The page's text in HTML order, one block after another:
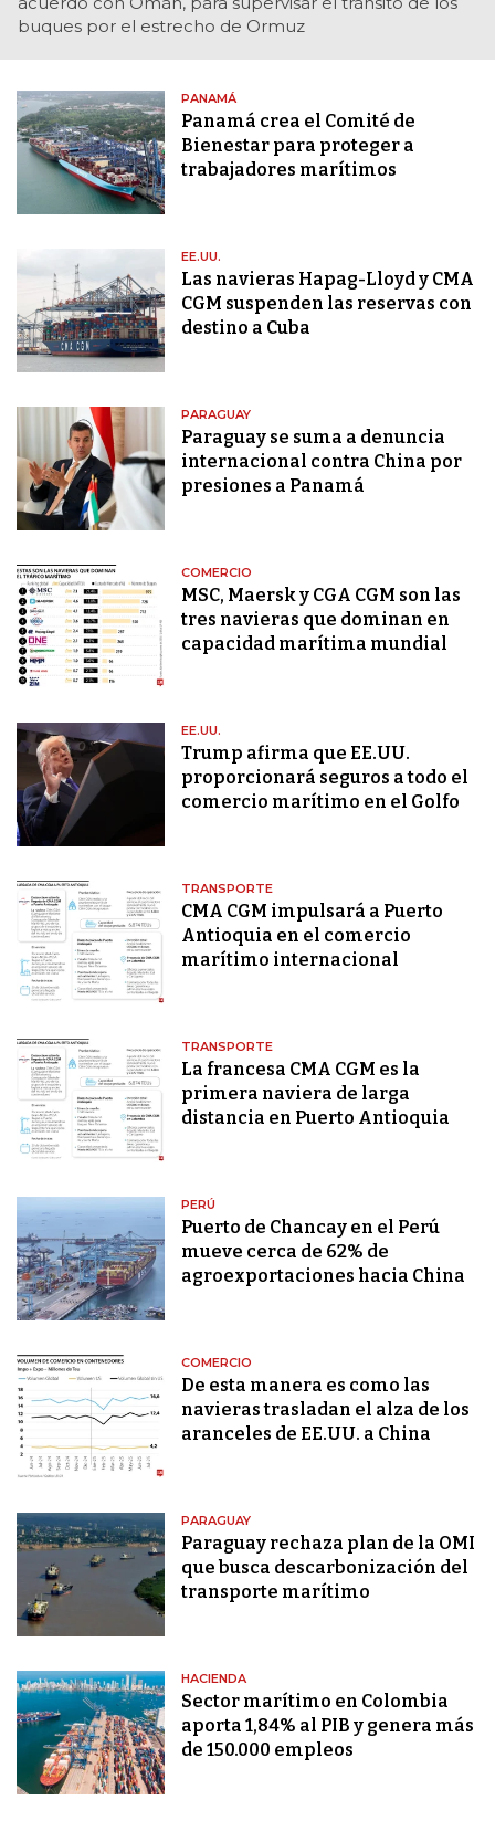
buques por el estrecho de Ormuz
PANAMÁ
Panamá crea el Comité de
Bienestar para proteger a
trabajadores marítimos
EE.UU.
Las navieras Hapag-Lloyd y CMA
CGM suspenden las reservas con
destino a Cuba
PARAGUAY
Paraguay se suma a denuncia
internacional contra China por
presiones a Panamá
COMERCIO
MSC, Maersk y CGA CGM son las
tres navieras que dominan en
capacidad marítima mundial
EE.UU.
Trump afirma que EE.UU.
proporcionará seguros a todo el
comercio marítimo en el Golfo
TRANSPORTE
CMA CGM impulsará a Puerto
Antioquia en el comercio
marítimo internacional
TRANSPORTE
La francesa CMA CGM es la
primera naviera de larga
distancia en Puerto Antioquia
PERÚ
Puerto de Chancay en el Perú
mueve cerca de 62% de
agroexportaciones hacia China
COMERCIO
De esta manera es como las
navieras trasladan el alza de los
aranceles de EE.UU. a China
PARAGUAY
Paraguay rechaza plan de la OMI
que busca descarbonización del
transporte marítimo
HACIENDA
Sector marítimo en Colombia
aporta 1,84% al PIB y genera más
de 150.000 empleos